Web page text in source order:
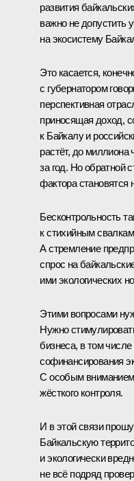
развития
важно не допустить
на экосистему
Это касается,
с губернатором
перспективная
приносящая доход,
к Байкалу и
растёт, до миллиона
за год. Но обратной
фактора
Бесконтрольность
к стихийным
А стремление
спрос на
ими экологических
Этими вопросами
Нужно
бизнеса, в том
софинансирования
С особым вниманием
жёсткого контроля.
И в этой связи
Байкальскую
и экологически
не всё подряд